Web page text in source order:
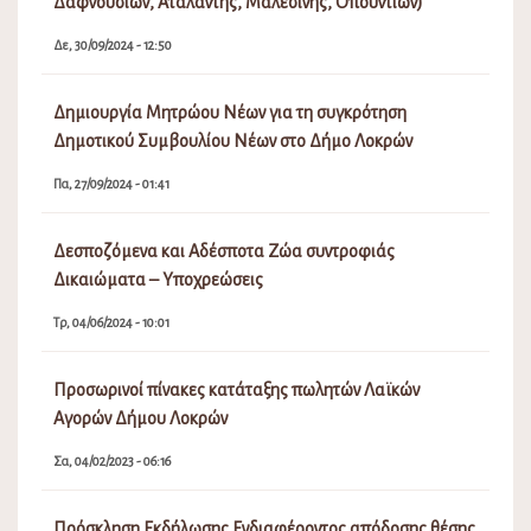
Δε, 30/09/2024 - 12:50
Δημιουργία Μητρώου Νέων για τη συγκρότηση
Δημοτικού Συμβουλίου Νέων στο Δήμο Λοκρών
Πα, 27/09/2024 - 01:41
Δεσποζόμενα και Αδέσποτα Ζώα συντροφιάς
Δικαιώματα – Υποχρεώσεις
Τρ, 04/06/2024 - 10:01
Προσωρινοί πίνακες κατάταξης πωλητών Λαϊκών
Αγορών Δήμου Λοκρών
Σα, 04/02/2023 - 06:16